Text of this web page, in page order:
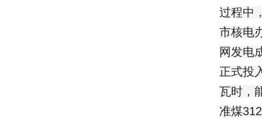
过程中
市核电
网发电
正式投
瓦时，
准煤